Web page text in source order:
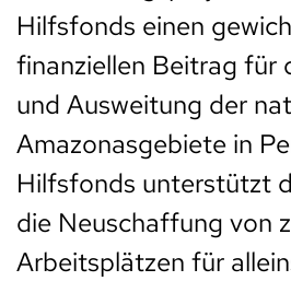
Hilfsfonds einen
finanziellen Beitrag für
und Ausweitung der
Amazonasgebiete in
Hilfsfonds unterstützt
die Neuschaffung von
Arbeitsplätzen für